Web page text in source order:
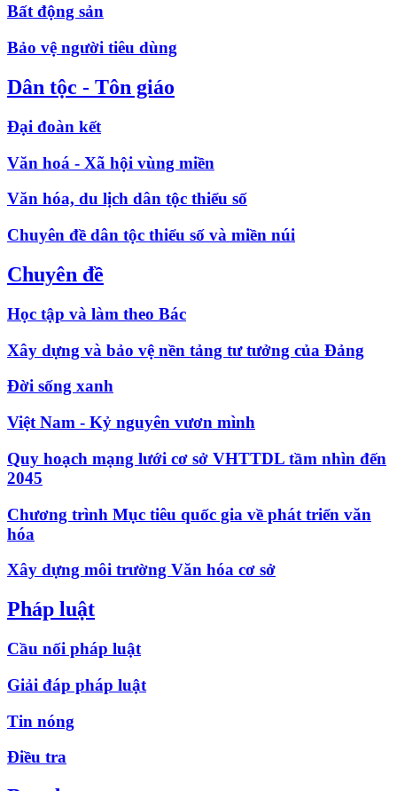
Bất động sản
Bảo vệ người tiêu dùng
Dân tộc - Tôn giáo
Đại đoàn kết
Văn hoá - Xã hội vùng miền
Văn hóa, du lịch dân tộc thiểu số
Chuyên đề dân tộc thiểu số và miền núi
Chuyên đề
Học tập và làm theo Bác
Xây dựng và bảo vệ nền tảng tư tưởng của Đảng
Đời sống xanh
Việt Nam - Kỷ nguyên vươn mình
Quy hoạch mạng lưới cơ sở VHTTDL tầm nhìn đến
2045
Chương trình Mục tiêu quốc gia về phát triển văn
hóa
Xây dựng môi trường Văn hóa cơ sở
Pháp luật
Cầu nối pháp luật
Giải đáp pháp luật
Tin nóng
Điều tra